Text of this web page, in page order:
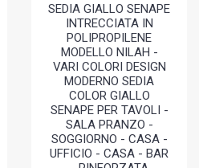
SEDIA GIALLO SENAPE
INTRECCIATA IN
POLIPROPILENE
MODELLO NILAH -
VARI COLORI DESIGN
MODERNO SEDIA
COLOR GIALLO
SENAPE PER TAVOLI -
SALA PRANZO -
SOGGIORNO - CASA -
UFFICIO - CASA - BAR